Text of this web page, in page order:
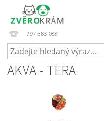
797 683 088
AKVA - TERA